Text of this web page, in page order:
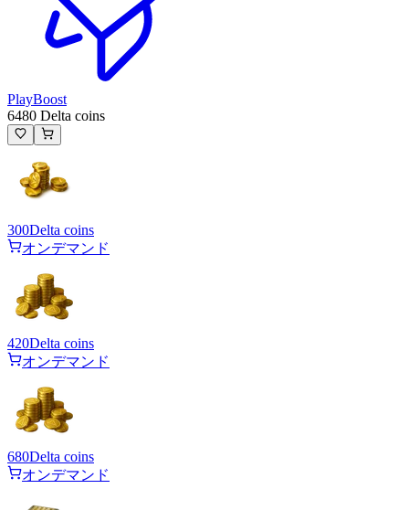
PlayBoost
6480 Delta coins
300Delta coins
オンデマンド
420Delta coins
オンデマンド
680Delta coins
オンデマンド